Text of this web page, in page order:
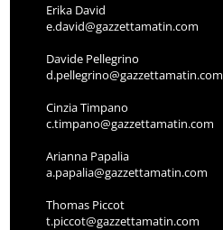
Erika David
e.david@gazzettamatin.com
Davide Pellegrino
d.pellegrino@gazzettamatin.com
Cinzia Timpano
c.timpano@gazzettamatin.com
Arianna Papalia
a.papalia@gazzettamatin.com
Thomas Piccot
t.piccot@gazzettamatin.com